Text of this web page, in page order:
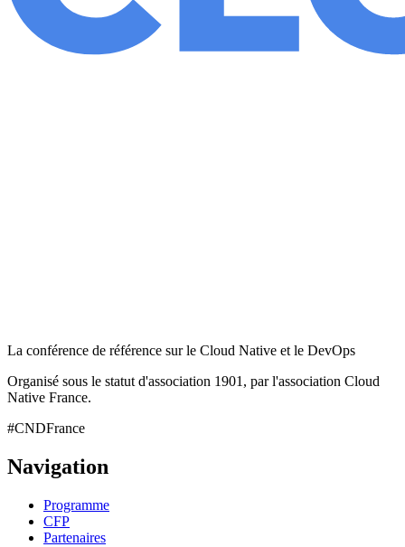
La conférence de référence sur le Cloud Native et le DevOps
Organisé sous le statut d'association 1901, par l'association Cloud
Native France.
#CNDFrance
Navigation
Programme
CFP
Partenaires